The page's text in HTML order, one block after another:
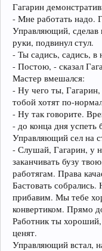
Гагарин
- Мне работать надо.
Управляющий, сделав
руки, подвинул стул.
- Ты садись, садись, в
- Постою, - сказал
Мастер вмешался:
- Ну чего ты,
тобой хотят по-
- Ну так говорите.
- до конца дня успеть
Управляющий сел на
- Слушай, Гагарин, у
заканчивать бузу
работягам. Права
Бастовать
прибавим. Мы тебе
конвертиком. Прямо
Работник ты
ценят.
Управляющий встал,